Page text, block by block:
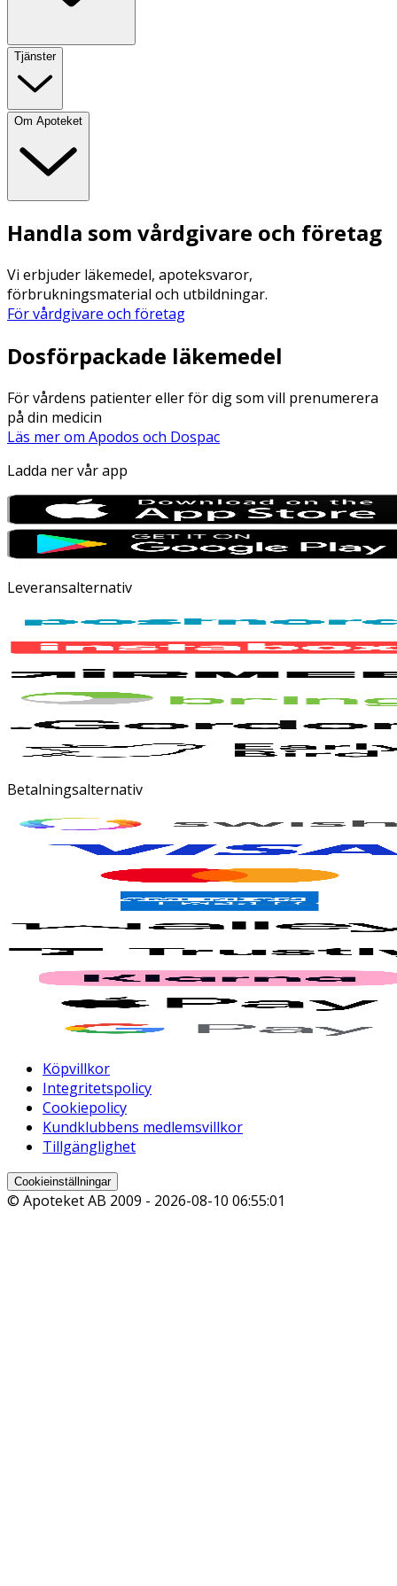
Tjänster
Om Apoteket
Handla som vårdgivare och företag
Vi erbjuder läkemedel, apoteksvaror,
förbrukningsmaterial och utbildningar.
För vårdgivare och företag
Dosförpackade läkemedel
För vårdens patienter eller för dig som vill prenumerera
på din medicin
Läs mer om Apodos och Dospac
Ladda ner vår app
Leveransalternativ
Betalningsalternativ
Köpvillkor
Integritetspolicy
Cookiepolicy
Kundklubbens medlemsvillkor
Tillgänglighet
Cookieinställningar
© Apoteket AB 2009 - 2026-08-10 06:55:01